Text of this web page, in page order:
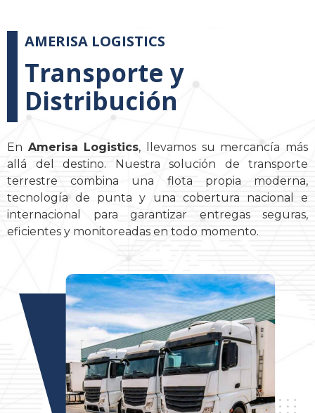
AMERISA LOGISTICS
Transporte y
Distribución
En Amerisa Logistics, llevamos su mercancía más
allá del destino. Nuestra solución de transporte
terrestre combina una flota propia moderna,
tecnología de punta y una cobertura nacional e
internacional para garantizar entregas seguras,
eficientes y monitoreadas en todo momento.